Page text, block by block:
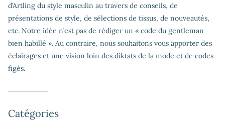
d’Artling du style masculin au travers de conseils, de
présentations de style, de sélections de tissus, de nouveautés,
etc. Notre idée n’est pas de rédiger un « code du gentleman
bien habillé ». Au contraire, nous souhaitons vous apporter des
éclairages et une vision loin des diktats de la mode et de codes
figés.
Catégories